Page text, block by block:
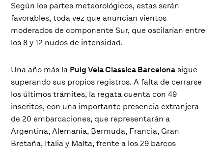
Según los partes meteorológicos, estas serán
favorables, toda vez que anuncian vientos
moderados de componente Sur, que oscilarían entre
los 8 y 12 nudos de intensidad.
Una año más la Puig Vela Classica Barcelonasigue
superando sus propios registros. A falta de cerrarse
los últimos trámites, la regata cuenta con 49
inscritos, con una importante presencia extranjera
de 20 embarcaciones, que representarán a
Argentina, Alemania, Bermuda, Francia, Gran
Bretaña, Italia y Malta, frente a los 29 barcos